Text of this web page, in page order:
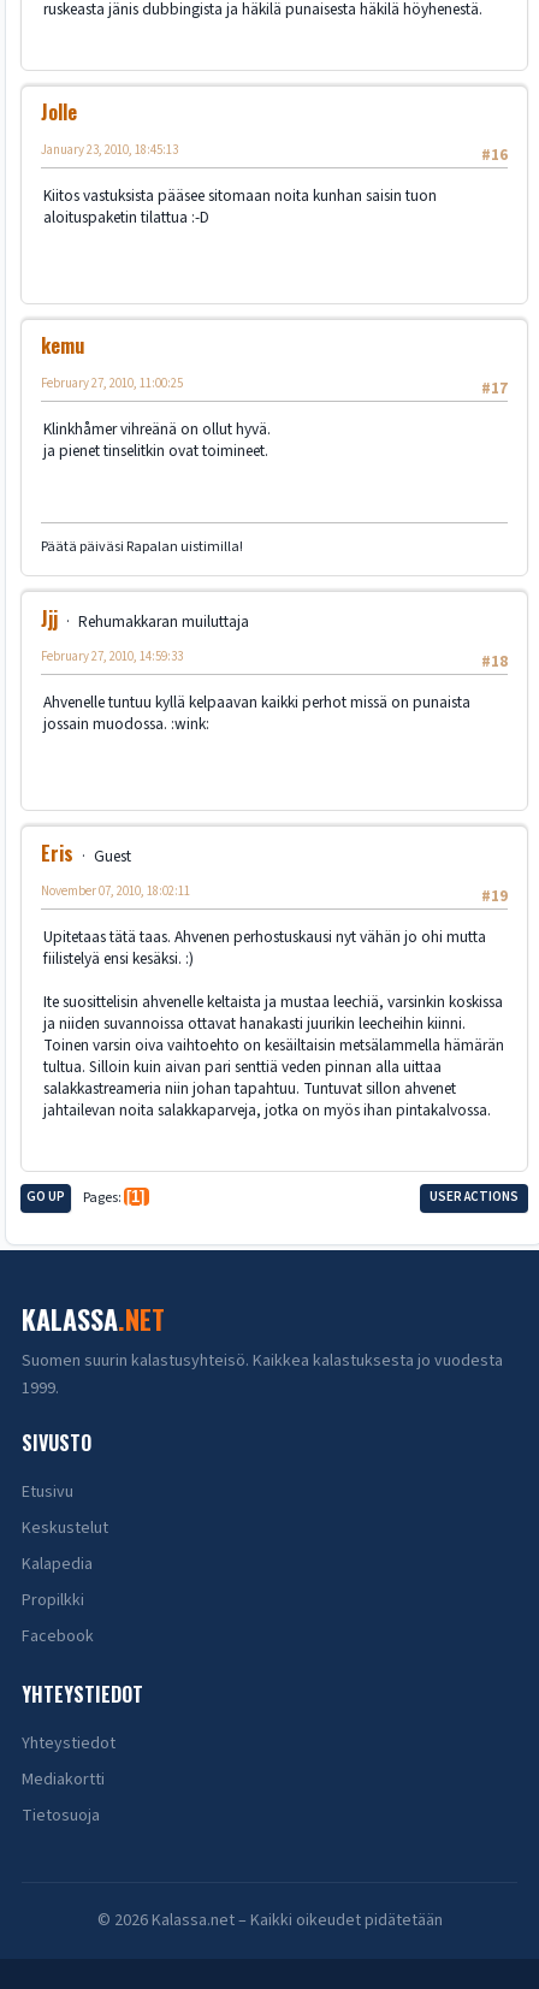
ruskeasta jänis dubbingista ja häkilä punaisesta häkilä höyhenestä.
Jolle
#16
January 23, 2010, 18:45:13
Kiitos vastuksista pääsee sitomaan noita kunhan saisin tuon
aloituspaketin tilattua :-D
kemu
#17
February 27, 2010, 11:00:25
Klinkhåmer vihreänä on ollut hyvä.
ja pienet tinselitkin ovat toimineet.
Päätä päiväsi Rapalan uistimilla!
Jjj
Rehumakkaran muiluttaja
#18
February 27, 2010, 14:59:33
Ahvenelle tuntuu kyllä kelpaavan kaikki perhot missä on punaista
jossain muodossa. :wink:
Eris
Guest
#19
November 07, 2010, 18:02:11
Upitetaas tätä taas. Ahvenen perhostuskausi nyt vähän jo ohi mutta
fiilistelyä ensi kesäksi. :)
Ite suosittelisin ahvenelle keltaista ja mustaa leechiä, varsinkin koskissa
ja niiden suvannoissa ottavat hanakasti juurikin leecheihin kiinni.
Toinen varsin oiva vaihtoehto on kesäiltaisin metsälammella hämärän
tultua. Silloin kuin aivan pari senttiä veden pinnan alla uittaa
salakkastreameria niin johan tapahtuu. Tuntuvat sillon ahvenet
jahtailevan noita salakkaparveja, jotka on myös ihan pintakalvossa.
GO UP Pages 1 USER ACTIONS
KALASSA.NET
Suomen suurin kalastusyhteisö. Kaikkea kalastuksesta jo vuodesta
1999.
SIVUSTO
Etusivu
Keskustelut
Kalapedia
Propilkki
Facebook
YHTEYSTIEDOT
Yhteystiedot
Mediakortti
Tietosuoja
© 2026 Kalassa.net – Kaikki oikeudet pidätetään